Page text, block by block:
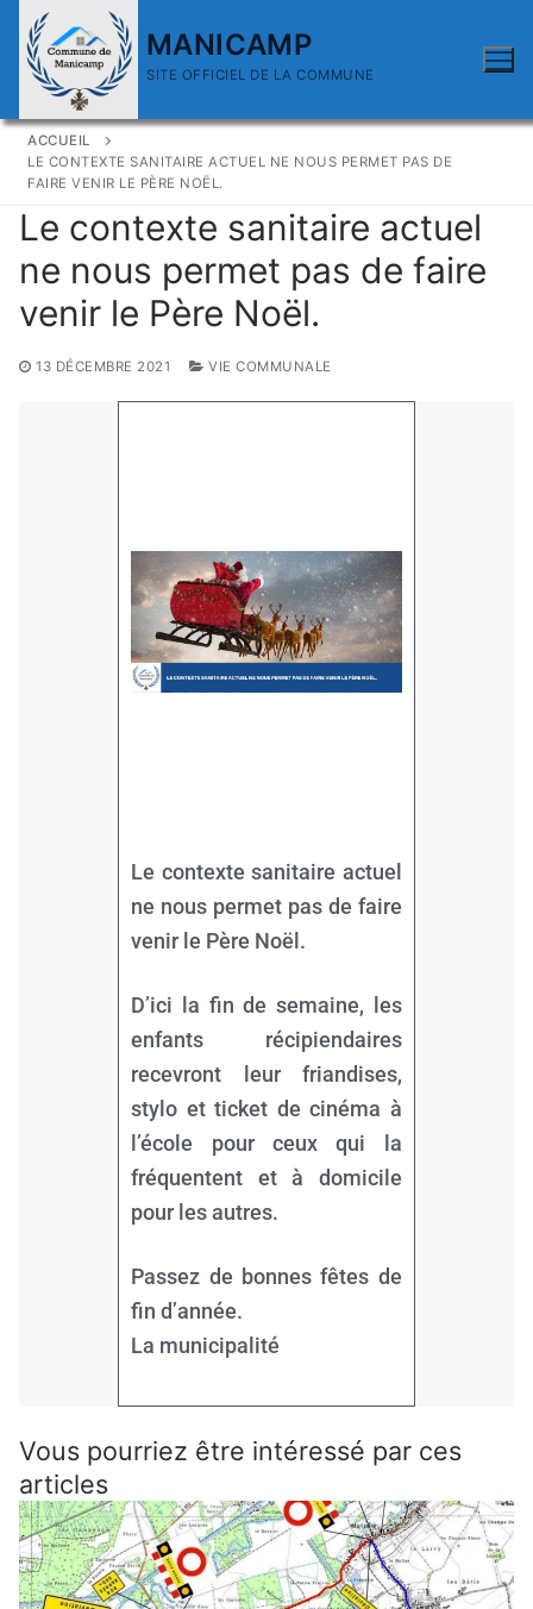
MANICAMP
SITE OFFICIEL DE LA COMMUNE
ACCUEIL
LE CONTEXTE SANITAIRE ACTUEL NE NOUS PERMET PAS DE
FAIRE VENIR LE PÈRE NOËL.
Le contexte sanitaire actuel
ne nous permet pas de faire
venir le Père Noël.
13 DÉCEMBRE 2021 VIE COMMUNALE
Le contexte sanitaire actuel
ne nous permet pas de faire
venir le Père Noël.
D’ici la fin de semaine, les
enfants récipiendaires
recevront leur friandises,
stylo et ticket de cinéma à
l’école pour ceux qui la
fréquentent et à domicile
pour les autres.
Passez de bonnes fêtes de
fin d’année.
La municipalité
Vous pourriez être intéressé par ces
articles